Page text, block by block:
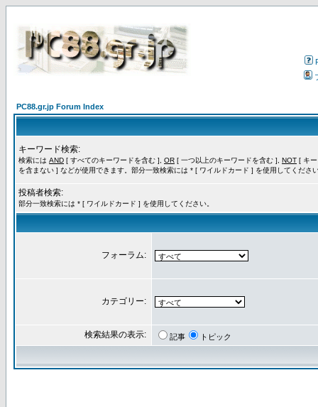
PC88.gr.jp Forum Index
キーワード検索:
検索には AND [ すべてのキーワードを含む ], OR [ 一つ以上のキーワードを含む ], NOT [ キ
を含まない ] などが使用できます。部分一致検索には * [ ワイルドカード ] を使用してくださ
投稿者検索:
部分一致検索には * [ ワイルドカード ] を使用してください。
フォーラム:
カテゴリー:
検索結果の表示: 記事 トピック